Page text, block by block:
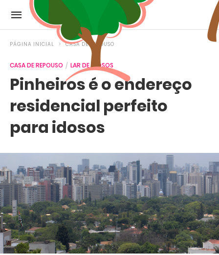
PÁGINA INICIAL CASA DE REPOUSO
CASA DE REPOUSO LAR DE IDOSOS
Pinheiros é o endereço
residencial perfeito
para idosos